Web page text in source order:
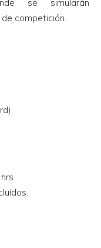
se simularán
competición.